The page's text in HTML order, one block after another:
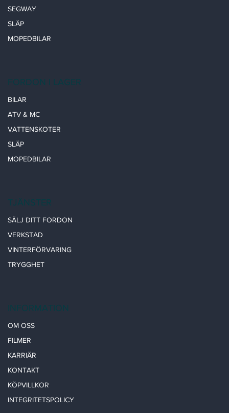
SEGWAY
SLÄP
MOPEDBILAR
FORDON I LAGER
BILAR
ATV & MC
VATTENSKOTER
SLÄP
MOPEDBILAR
TJÄNSTER
SÄLJ DITT FORDON
VERKSTAD
VINTERFÖRVARING
TRYGGHET
INFORMATION
OM OSS
FILMER
KARRIÄR
KONTAKT
KÖPVILLKOR
INTEGRITETSPOLICY